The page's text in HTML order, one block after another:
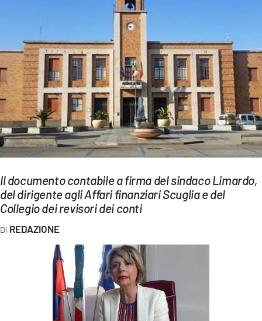
CULTURA
ECONOMIA E LAVORO
EVENTI
SPORT
Streaming
LAC NETWORK
LACPLAY.IT
Il documento contabile a firma del sindaco Limardo,
del dirigente agli Affari finanziari Scuglia e del
Collegio dei revisori dei conti
REDAZIONE